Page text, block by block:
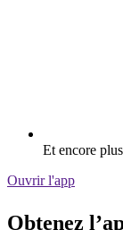
Et encore
Ouvrir l'app
Obtenez